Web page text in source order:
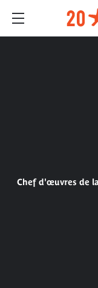
Chef d'œuvres de